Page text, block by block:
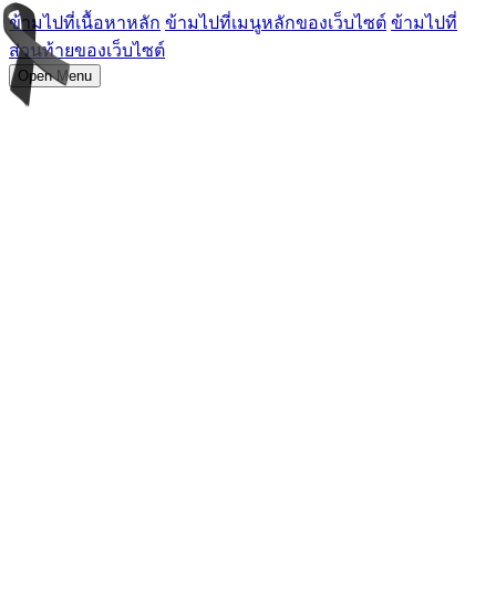
ข้ามไปที่เนื้อหาหลัก ข้ามไปที่เมนูหลักของเว็บไซต์ ข้ามไปที่
ส่วนท้ายของเว็บไซต์
Open Menu